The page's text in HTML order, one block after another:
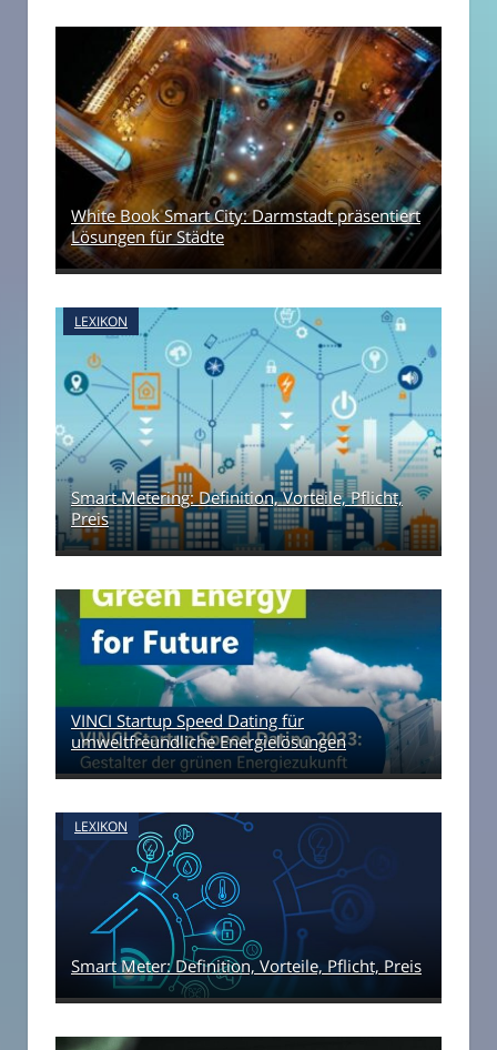
White Book Smart City: Darmstadt präsentiert
Lösungen für Städte
LEXIKON
Smart Metering: Definition, Vorteile, Pflicht,
Preis
VINCI Startup Speed Dating für
umweltfreundliche Energielösungen
LEXIKON
Smart Meter: Definition, Vorteile, Pflicht, Preis